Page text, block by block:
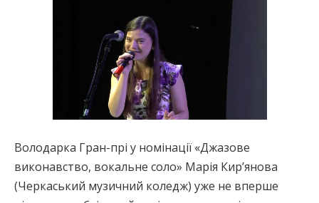
Володарка Гран-прі у номінації «Джазове
виконавство, вокальне соло» Марія Кир’янова
(Черкаський музичний коледж) уже не вперше